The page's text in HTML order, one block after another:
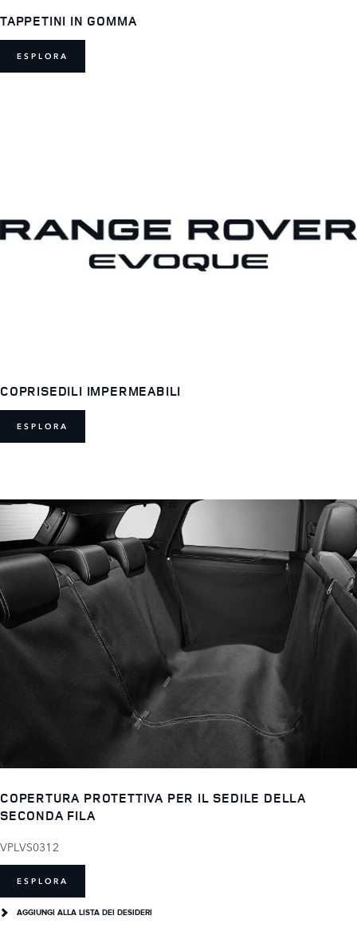
TAPPETINI IN GOMMA
ESPLORA
COPRISEDILI IMPERMEABILI
ESPLORA
COPERTURA PROTETTIVA PER IL SEDILE DELLA
SECONDA FILA
VPLVS0312
ESPLORA
AGGIUNGI ALLA LISTA DEI DESIDERI